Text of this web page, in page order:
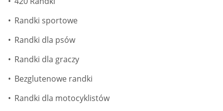
Randki sportowe
Randki dla psów
Randki dla graczy
Bezglutenowe randki
Randki dla motocyklistów